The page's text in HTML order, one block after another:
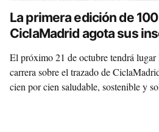
La primera edición de
CiclaMadrid agota sus
El próximo 21 de octubre tendrá lugar
carrera sobre el trazado de
cien por cien saludable, sostenible y